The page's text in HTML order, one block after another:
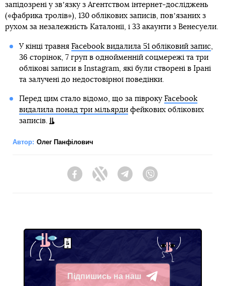
запідозрені у звʼязку з Агентством інтернет-досліджень
(«фабрика тролів»), 130 облікових записів, повʼязаних з
рухом за незалежність Каталонії, і 33 акаунти з Венесуели.
У кінці травня Facebook видалила 51 обліковий запис,
36 сторінок, 7 груп в однойменній соцмережі та три
облікові записи в Instagram, які були створені в Ірані
та залучені до недостовірної поведінки.
Перед цим стало відомо, що за півроку Facebook
видалила понад три мільярдифейкових облікових
записів.
Автор: Олег Панфілович
FacebookTwitter Telegram
Підпишись на наш
Telegram